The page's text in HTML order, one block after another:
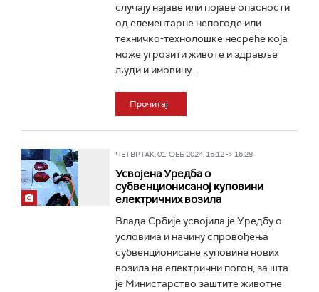
случају најаве или појаве опасности
од елементарне непогоде или
техничко-технолошке несреће која
може угрозити животе и здравље
људи и имовину...
Прочитај
ЧЕТВРТАК, 01. ФЕБ 2024, 15:12 -> 16:28
Усвојена Уредба о
субвенционисаној куповини
електричних возила
Влада Србије усвојила је Уредбу о
условима и начину спровођења
субвенционисане куповине нових
возила на електрични погон, за шта
је Министарство заштите животне